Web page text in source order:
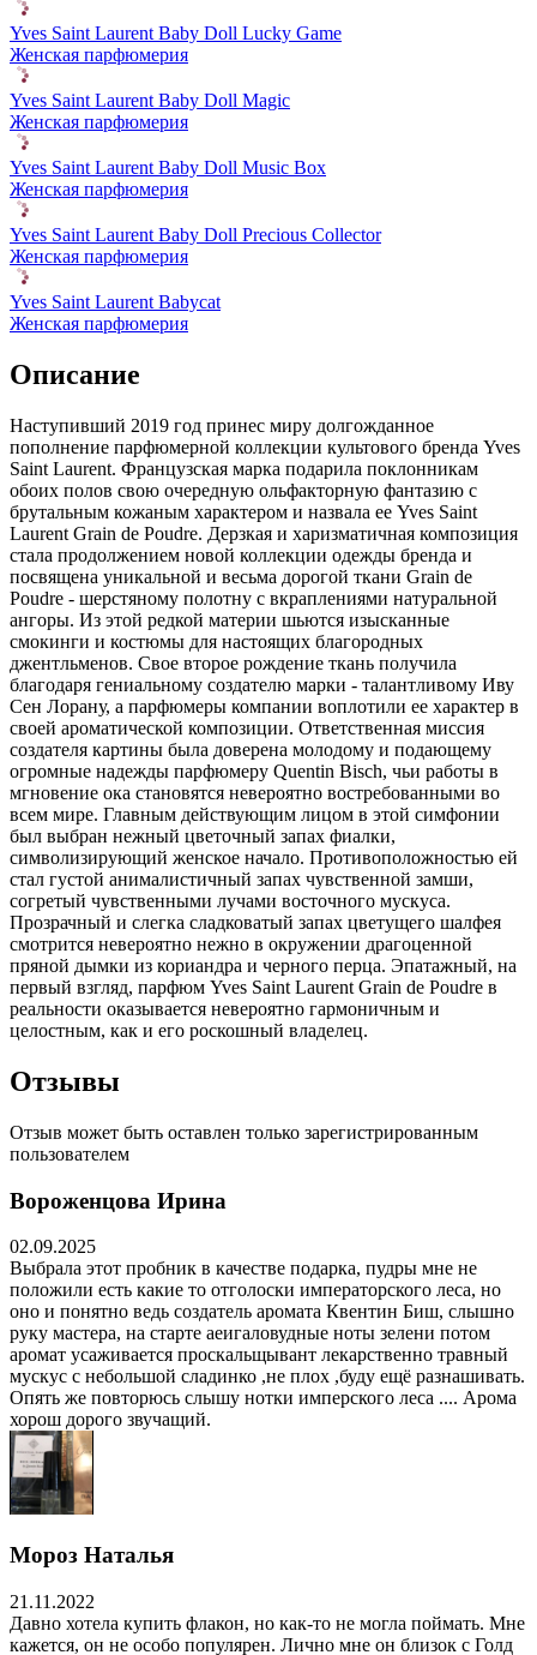
Yves Saint Laurent Baby Doll Lucky Game
Женская парфюмерия
Yves Saint Laurent Baby Doll Magic
Женская парфюмерия
Yves Saint Laurent Baby Doll Music Box
Женская парфюмерия
Yves Saint Laurent Baby Doll Precious Collector
Женская парфюмерия
Yves Saint Laurent Babycat
Женская парфюмерия
Описание
Наступивший 2019 год принес миру долгожданное
пополнение парфюмерной коллекции культового бренда Yves
Saint Laurent. Французская марка подарила поклонникам
обоих полов свою очередную ольфакторную фантазию с
брутальным кожаным характером и назвала ее Yves Saint
Laurent Grain de Poudre. Дерзкая и харизматичная композиция
стала продолжением новой коллекции одежды бренда и
посвящена уникальной и весьма дорогой ткани Grain de
Poudre - шерстяному полотну с вкраплениями натуральной
ангоры. Из этой редкой материи шьются изысканные
смокинги и костюмы для настоящих благородных
джентльменов. Свое второе рождение ткань получила
благодаря гениальному создателю марки - талантливому Иву
Сен Лорану, а парфюмеры компании воплотили ее характер в
своей ароматической композиции. Ответственная миссия
создателя картины была доверена молодому и подающему
огромные надежды парфюмеру Quentin Bisch, чьи работы в
мгновение ока становятся невероятно востребованными во
всем мире. Главным действующим лицом в этой симфонии
был выбран нежный цветочный запах фиалки,
символизирующий женское начало. Противоположностью ей
стал густой анималистичный запах чувственной замши,
согретый чувственными лучами восточного мускуса.
Прозрачный и слегка сладковатый запах цветущего шалфея
смотрится невероятно нежно в окружении драгоценной
пряной дымки из кориандра и черного перца. Эпатажный, на
первый взгляд, парфюм Yves Saint Laurent Grain de Poudre в
реальности оказывается невероятно гармоничным и
целостным, как и его роскошный владелец.
Отзывы
Отзыв может быть оставлен только зарегистрированным
пользователем
Вороженцова Ирина
02.09.2025
Выбрала этот пробник в качестве подарка, пудры мне не
положили есть какие то отголоски императорского леса, но
оно и понятно ведь создатель аромата Квентин Биш, слышно
руку мастера, на старте аеигаловудные ноты зелени потом
аромат усаживается проскальщывант лекарственно травный
мускус с небольшой сладинко ,не плох ,буду ещё разнашивать.
Опять же повторюсь слышу нотки имперского леса .... Арома
хорош дорого звучащий.
Мороз Наталья
21.11.2022
Давно хотела купить флакон, но как-то не могла поймать. Мне
кажется, он не особо популярен. Лично мне он близок с Голд